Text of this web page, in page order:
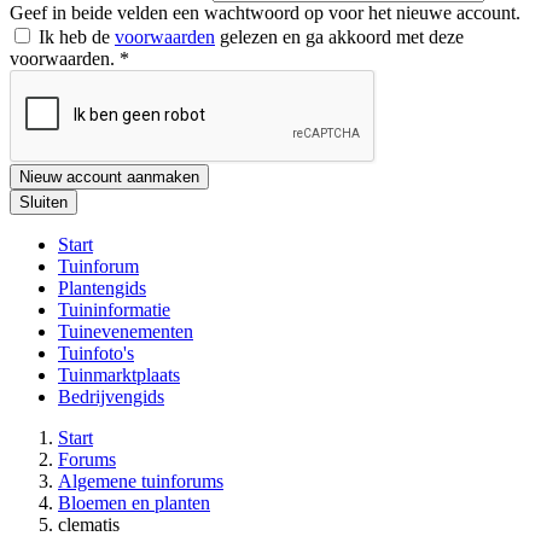
Geef in beide velden een wachtwoord op voor het nieuwe account.
Ik heb de voorwaarden gelezen en ga akkoord met deze
voorwaarden. *
Nieuw account aanmaken
Sluiten
Start
Tuinforum
Plantengids
Tuininformatie
Tuinevenementen
Tuinfoto's
Tuinmarktplaats
Bedrijvengids
Start
Forums
Algemene tuinforums
Bloemen en planten
clematis